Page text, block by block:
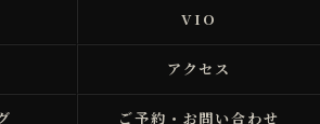
VIO
アクセス
ご予約・お問い合わせ